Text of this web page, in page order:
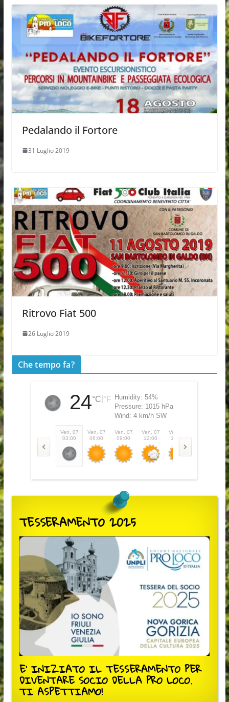
Pedalando il Fortore
31 Luglio 2019
Ritrovo Fiat 500
26 Luglio 2019
Che tempo fa?
24°C °F Humidity: 54%
Pressure: 1015 hPa
Wind: 4 km/h SW
Ven, 07
03:00
Ven, 07
06:00
Ven, 07
09:00
Ven, 07
12:00
Ven, 07
15:00
TESSERAMENTO 2025
E' INIZIATO IL TESSERAMENTO PER
DIVENTARE SOCIO DELLA PRO LOCO.
TI ASPETTIAMO!